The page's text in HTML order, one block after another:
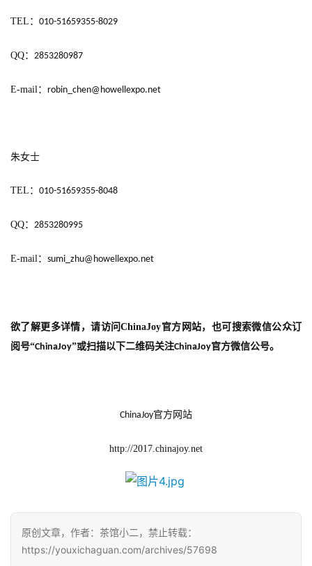
TEL ： 010-51659355-8029
QQ： 2853280987
E-mail： robin_chen@howellexpo.net
朱女士
TEL ： 010-51659355-8048
QQ： 2853280995
E-mail： sumi_zhu@howellexpo.net
欲了解更多详情，请访问ChinaJoy官方网站，也可搜索微信公众订
阅号“ChinaJoy”或扫描以下二维码关注ChinaJoy官方微信公号。
ChinaJoy官方网站
http://2017.chinajoy.net
原创文章，作者：茶馆小二，禁止转载：
https://youxichaguan.com/archives/57698